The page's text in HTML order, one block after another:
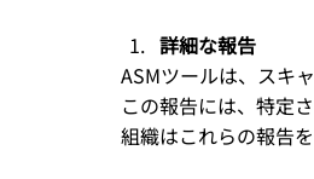
詳細な報告
ASMツールは、スキ
この報告には、特定
組織はこれらの報告